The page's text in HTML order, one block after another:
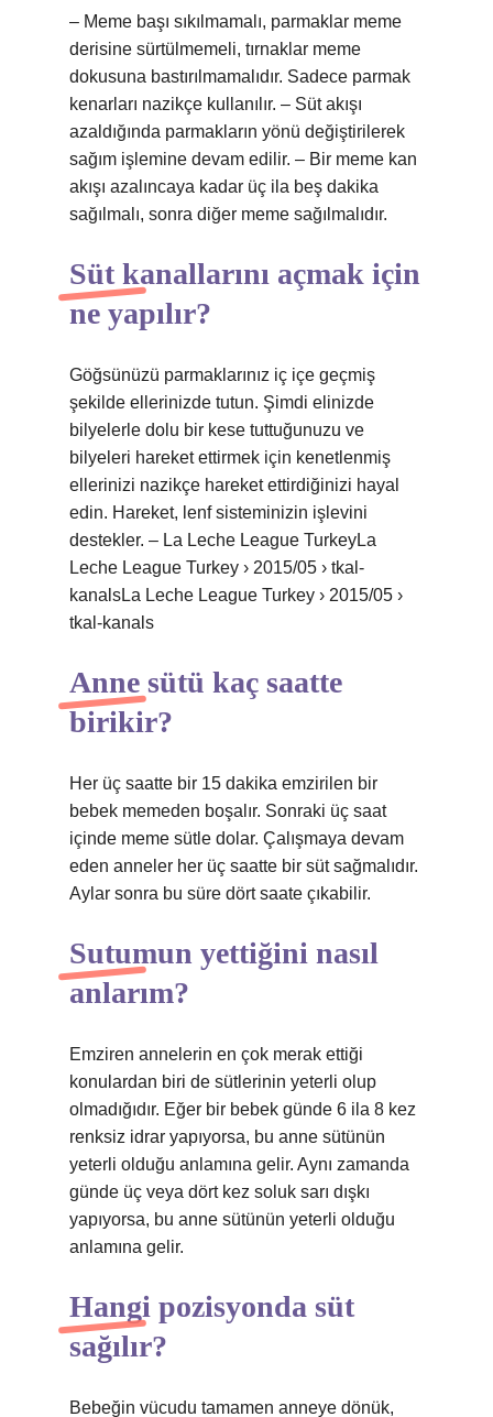
– Meme başı sıkılmamalı, parmaklar meme
derisine sürtülmemeli, tırnaklar meme
dokusuna bastırılmamalıdır. Sadece parmak
kenarları nazikçe kullanılır. – Süt akışı
azaldığında parmakların yönü değiştirilerek
sağım işlemine devam edilir. – Bir meme kan
akışı azalıncaya kadar üç ila beş dakika
sağılmalı, sonra diğer meme sağılmalıdır.
Süt kanallarını açmak için
ne yapılır?
Göğsünüzü parmaklarınız iç içe geçmiş
şekilde ellerinizde tutun. Şimdi elinizde
bilyelerle dolu bir kese tuttuğunuzu ve
bilyeleri hareket ettirmek için kenetlenmiş
ellerinizi nazikçe hareket ettirdiğinizi hayal
edin. Hareket, lenf sisteminizin işlevini
destekler. – La Leche League TurkeyLa
Leche League Turkey › 2015/05 › tkal-
kanalsLa Leche League Turkey › 2015/05 ›
tkal-kanals
Anne sütü kaç saatte
birikir?
Her üç saatte bir 15 dakika emzirilen bir
bebek memeden boşalır. Sonraki üç saat
içinde meme sütle dolar. Çalışmaya devam
eden anneler her üç saatte bir süt sağmalıdır.
Aylar sonra bu süre dört saate çıkabilir.
Sutumun yettiğini nasıl
anlarım?
Emziren annelerin en çok merak ettiği
konulardan biri de sütlerinin yeterli olup
olmadığıdır. Eğer bir bebek günde 6 ila 8 kez
renksiz idrar yapıyorsa, bu anne sütünün
yeterli olduğu anlamına gelir. Aynı zamanda
günde üç veya dört kez soluk sarı dışkı
yapıyorsa, bu anne sütünün yeterli olduğu
anlamına gelir.
Hangi pozisyonda süt
sağılır?
Bebeğin vücudu tamamen anneye dönük,